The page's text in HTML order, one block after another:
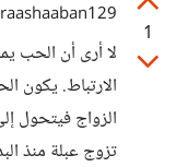
1
لا أرى أن الحب
الارتباط. يكون
الزواج فيتحول
تزوج عبلة منذ